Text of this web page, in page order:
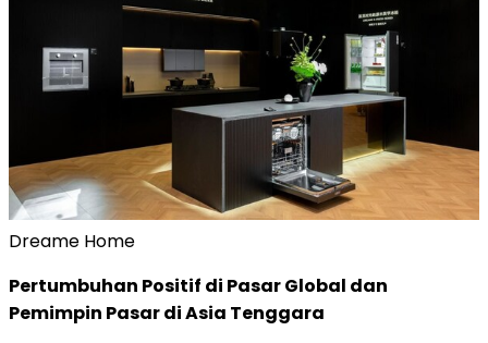
Dreame Home
Pertumbuhan Positif di Pasar Global dan
Pemimpin Pasar di Asia Tenggara